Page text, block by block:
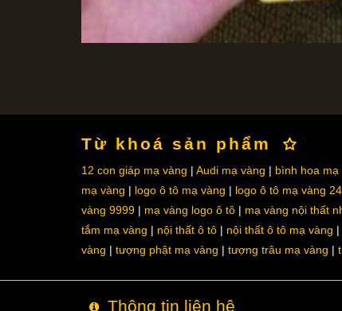
Từ khoá sản phẩm
12 con giáp mạ vàng Audi mạ vàng bình hoa mạ
mạ vàng
logo ô tô mạ vàng logo ô tô mạ vàng
vàng 9999
mạ vàng logo ô tô mạ vàng nội thất
tắm mạ vàng
nội thất ô tô nội thất ô tô mạ vàng
vàng
tượng phật mạ vàng tượng trâu mạ vàng
Thông tin liên hệ